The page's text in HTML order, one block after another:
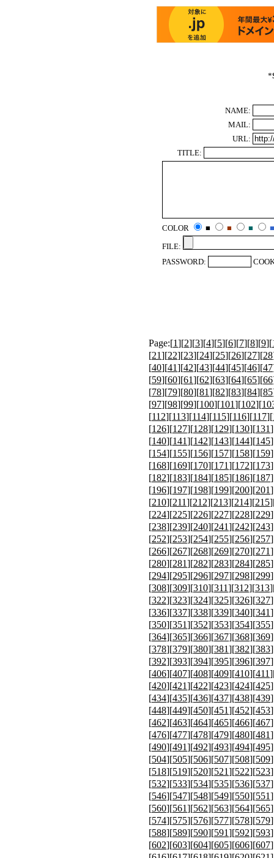
*
NAME:
MAIL:
URL:
TITLE:
COLOR ■ ■ ■
■
FILE:
PASSWORD:
Page:[1][2][3][4][5][6][7][8][9][
[21][22][23][24][25][26][27][28
[40][41][42][43][44][45][46][47
[59][60][61][62][63][64][65][66
[78][79][80][81][82][83][84][85
[97][98][99][100][101][102][
[112][113][114][115][116][117][
[126][127][128][129][130][131
[140][141][142][143][144][145
[154][155][156][157][158][159
[168][169][170][171][172][173
[182][183][184][185][186][187
[196][197][198][199][200][201
[210][211][212][213][214][215
[224][225][226][227][228][229
[238][239][240][241][242][243
[252][253][254][255][256][257
[266][267][268][269][270][271
[280][281][282][283][284][285
[294][295][296][297][298][299
[308][309][310][311][312][313
[322][323][324][325][326][327
[336][337][338][339][340][341
[350][351][352][353][354][355
[364][365][366][367][368][369
[378][379][380][381][382][383
[392][393][394][395][396][397
[406][407][408][409][410][411
[420][421][422][423][424][425
[434][435][436][437][438][439
[448][449][450][451][452][453
[462][463][464][465][466][467
[476][477][478][479][480][481
[490][491][492][493][494][495
[504][505][506][507][508][509
[518][519][520][521][522][523
[532][533][534][535][536][537
[546][547][548][549][550][551
[560][561][562][563][564][565
[574][575][576][577][578][579
[588][589][590][591][592][593
[602][603][604][605][606][607